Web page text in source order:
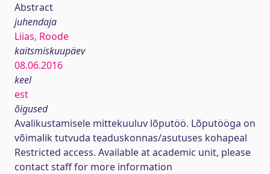
Abstract
juhendaja
Liias, Roode
kaitsmiskuupäev
08.06.2016
keel
est
õigused
Avalikustamisele mittekuuluv lõputöö. Lõputööga on
võimalik tutvuda teaduskonnas/asutuses kohapeal
Restricted access. Available at academic unit, please
contact staff for more information